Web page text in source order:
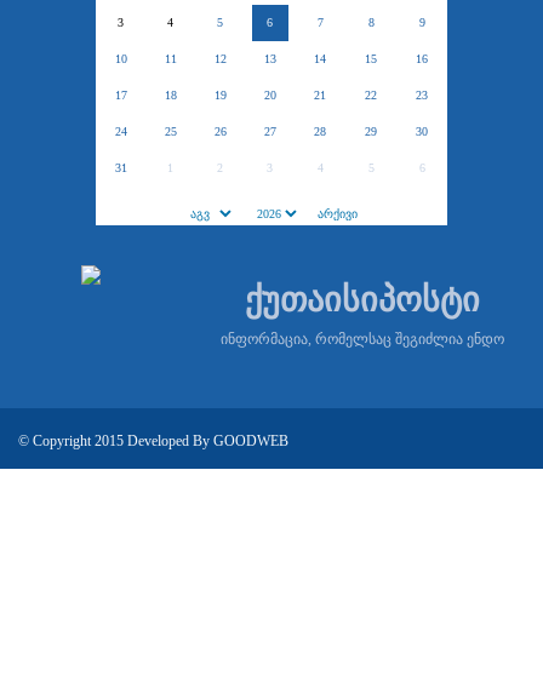
3 4 5 6 7 8 9
10 11 12 13 14 15 16
17 18 19 20 21 22 23
24 25 26 27 28 29 30
31 1 2 3 4 5 6
ქუთაისიპოსტი
ინფორმაცია, რომელსაც შეგიძლია ენდო
© Copyright 2015 Developed By GOODWEB